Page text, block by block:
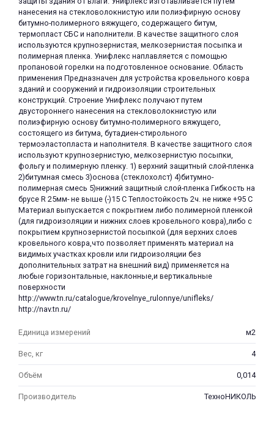
нанесения на стекловолокнистую или полиэфирную основу
битумно-полимерного вяжущего, содержащего битум,
термопласт СБС и наполнители. В качестве защитного слоя
используются крупнозернистая, мелкозернистая посыпка и
полимерная пленка. Унифлекс наплавляется с помощью
пропановой горелки на подготовленное основание. Область
применения Предназначен для устройства кровельного ковра
зданий и сооружений и гидроизоляции строительных
конструкций. Строение Унифлекс получают путем
двустороннего нанесения на стекловолокнистую или
полиэфирную основу битумно-полимерного вяжущего,
состоящего из битума, бутадиен-стирольного
термоэластопласта и наполнителя. В качестве защитного слоя
используют крупнозернистую, мелкозернистую посыпки,
фольгу и полимерную пленку. 1) верхний защитный слой-пленка
2)битумная смесь 3)основа (стеклохолст) 4)битумно-
полимерная смесь 5)нижний защитный слой-пленка Гибкость на
брусе R 25мм- не выше (-)15 С Теплостойкость 2ч. не ниже +95 С
Материал выпускается с покрытием либо полимерной пленкой
(для гидроизоляции и нижних слоев кровельного ковра),либо с
покрытием крупнозернистой посыпкой (для верхних слоев
кровельного ковра,что позволяет применять материал на
видимых участках кровли или гидроизоляции без
дополнительных затрат на внешний вид) применяется на
любые горизонтальные, наклонные,и вертикальные
поверхности
http://www.tn.ru/catalogue/krovelnye_rulonnye/unifleks/
http://nav.tn.ru/
Единица измерений м2
Вес, кг 4
Объём 0,014
Производитель ТехноНИКОЛЬ